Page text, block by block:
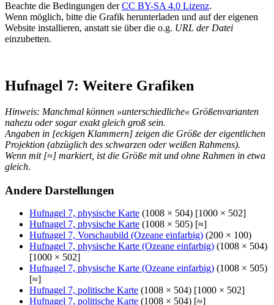
Beachte die Bedingungen derCC BY-SA 4.0 Lizenz.
Wenn möglich, bitte die Grafik herunterladen und auf der eigenen
Website installieren, anstatt sie über die o.g. URL der Datei
einzubetten.
Hufnagel 7: Weitere Grafiken
Hinweis: Manchmal können »unterschiedliche« Größenvarianten
nahezu oder sogar exakt gleich groß sein.
Angaben in [eckigen Klammern] zeigen die Größe der eigentlichen
Projektion (abzüglich des schwarzen oder weißen Rahmens).
Wenn mit [≈] markiert, ist die Größe mit und ohne Rahmen in etwa
gleich.
Andere Darstellungen
Hufnagel 7, physische Karte (1008 × 504) [1000 × 502]
Hufnagel 7, physische Karte (1008 × 505) [≈]
Hufnagel 7, Vorschaubild (Ozeane einfarbig) (200 × 100)
Hufnagel 7, physische Karte (Ozeane einfarbig) (1008 × 504)
[1000 × 502]
Hufnagel 7, physische Karte (Ozeane einfarbig) (1008 × 505)
[≈]
Hufnagel 7, politische Karte (1008 × 504) [1000 × 502]
Hufnagel 7, politische Karte (1008 × 504) [≈]